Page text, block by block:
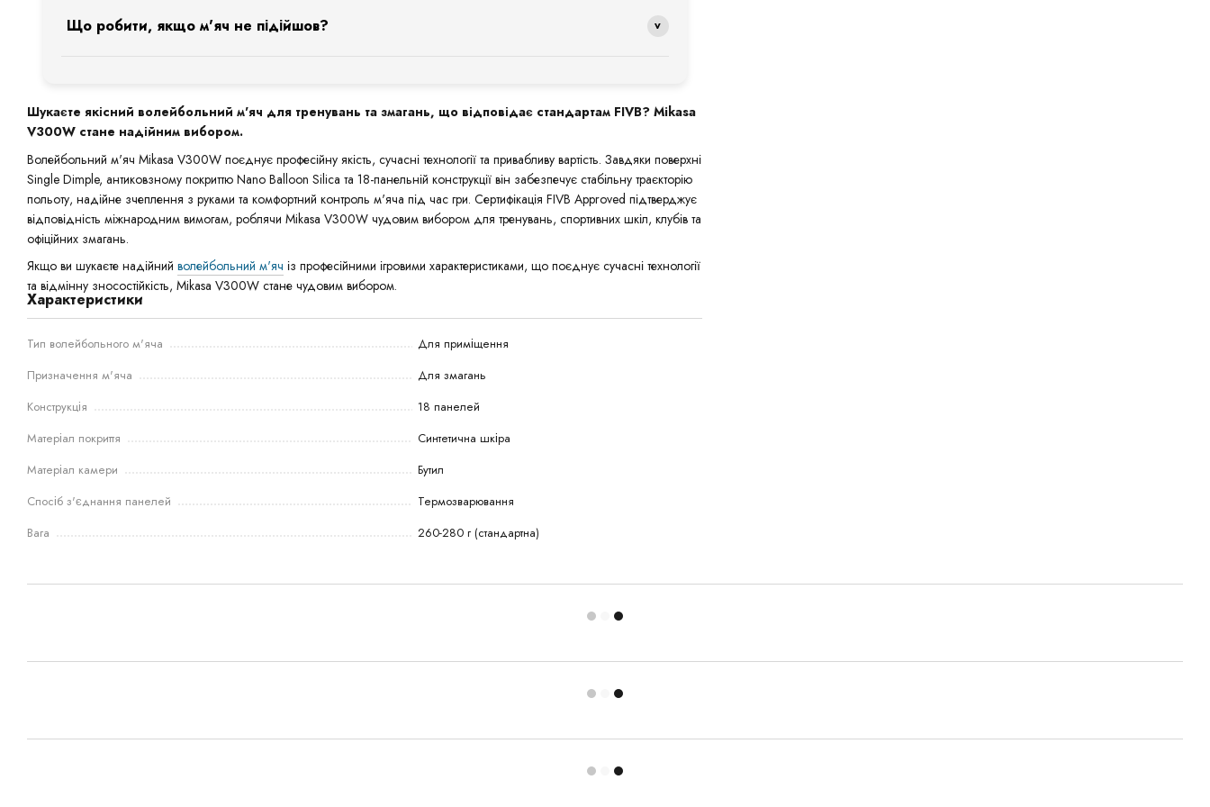
Уникайте тривалого впливу прямих сонячних променів, морозу та різких перепадів температур, які можуть
та продовжити термін служби.
доступнішим за ціною, зберігши високу якість, надійність та комфорт у грі. Саме тому Мікаса V300W є
вимогам до ігрових м'ячів. Він підходить для офіційних змагань, а також широко використовується для
тренувань, турнірів та матчів різного рівня відповідно до регламенту організаторів.
Що робити, якщо м'яч не підійшов?
Шукаєте якісний волейбольний м'яч для тренувань та змагань, що відповідає стандартам FIVB? Mikasa
V300W стане надійним вибором.
Волейбольний м'яч Mikasa V300W поєднує професійну якість, сучасні технології та привабливу вартість. Завдяки поверхні
Single Dimple, антиковзному покриттю Nano Balloon Silica та 18-панельній конструкції він забезпечує стабільну траєкторію
польоту, надійне зчеплення з руками та комфортний контроль м'яча під час гри. Сертифікація FIVB Approved підтверджує
відповідність міжнародним вимогам, роблячи Mikasa V300W чудовим вибором для тренувань, спортивних шкіл, клубів та
офіційних змагань.
Якщо ви шукаєте надійний волейбольний м'яч із професійними ігровими характеристиками, що поєднує сучасні технології
та відмінну зносостійкість, Mikasa V300W стане чудовим вибором.
Характеристики
Тип волейбольного м'яча
Для приміщення
Призначення м'яча
Для змагань
Конструкція
18 панелей
Матеріал покриття
Синтетична шкіра
Матеріал камери
Бутил
Спосіб з'єднання панелей
Термозварювання
Вага
260-280 г (стандартна)